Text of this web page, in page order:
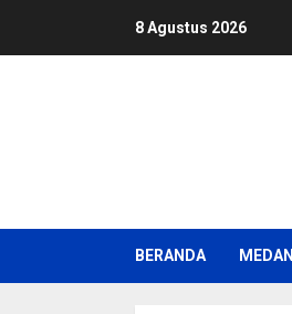
8 Agustus 2026
BERANDA MEDAN